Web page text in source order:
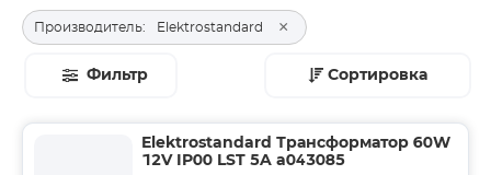
Производитель: Elektrostandard ×
Фильтр Сортировка
Elektrostandard Трансформатор 60W
12V IP00 LST 5A a043085